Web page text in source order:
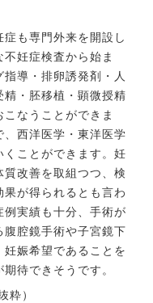
も専門外来を開設し
妊症検査から始ま
導・排卵誘発剤・人
・胚移植・顕微授精
なうことができま
西洋医学・東洋医学
ことができます。妊
改善を取組つつ、検
が得られるとも言わ
実績も十分、手術が
腔鏡手術や子宮鏡下
娠希望であることを
待できそうです。
粋）